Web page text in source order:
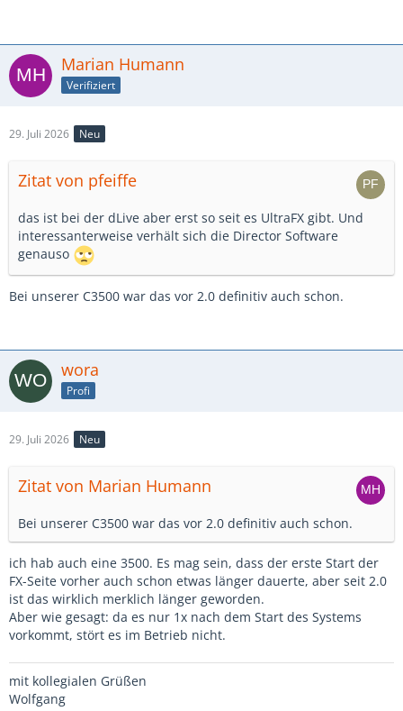
Marian Humann
Verifiziert
29. Juli 2026 Neu
Zitat von pfeiffe
das ist bei der dLive aber erst so seit es UltraFX gibt. Und
interessanterweise verhält sich die Director Software
genauso
Bei unserer C3500 war das vor 2.0 definitiv auch schon.
wora
Profi
29. Juli 2026 Neu
Zitat von Marian Humann
Bei unserer C3500 war das vor 2.0 definitiv auch schon.
ich hab auch eine 3500. Es mag sein, dass der erste Start der
FX-Seite vorher auch schon etwas länger dauerte, aber seit 2.0
ist das wirklich merklich länger geworden.
Aber wie gesagt: da es nur 1x nach dem Start des Systems
vorkommt, stört es im Betrieb nicht.
mit kollegialen Grüßen
Wolfgang